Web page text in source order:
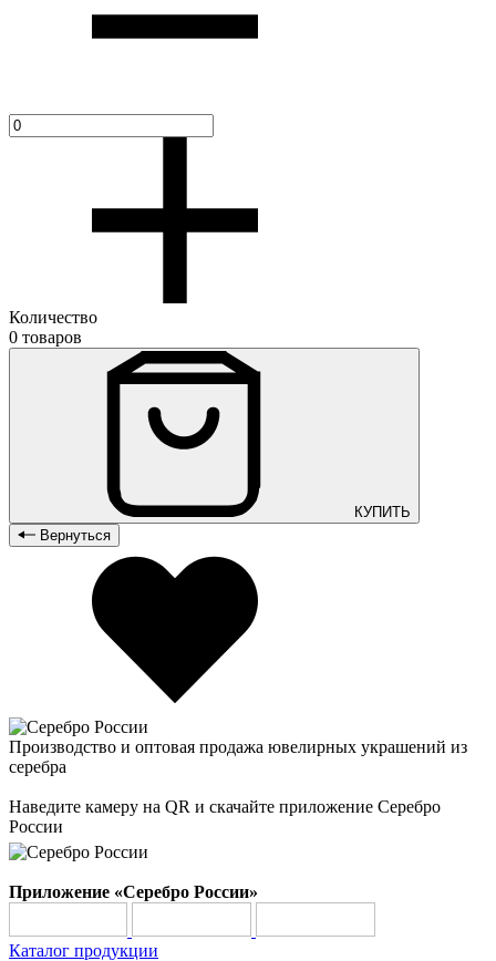
Количество
0 товаров
КУПИТЬ
Вернуться
Производство и оптовая продажа ювелирных украшений из
серебра
Наведите камеру на QR и скачайте приложение Серебро
России
Приложение «Серебро России»
Каталог продукции